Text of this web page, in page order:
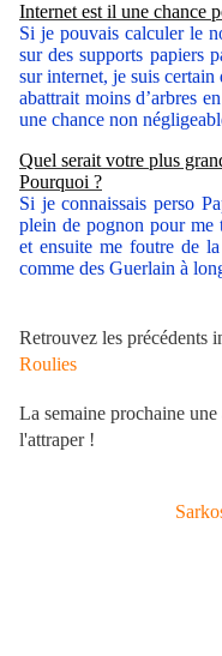
Internet est il une chance
Si je pouvais calculer le
sur des supports papiers
sur internet, je suis certain
abattrait moins d’arbres
une chance non
Quel serait votre plus
Pourquoi ?
Si je connaissais perso
plein de pognon pour me
et ensuite me foutre de
comme des Guerlain à
Retrouvez les précédents
Roulies
La semaine prochaine
l'attraper !